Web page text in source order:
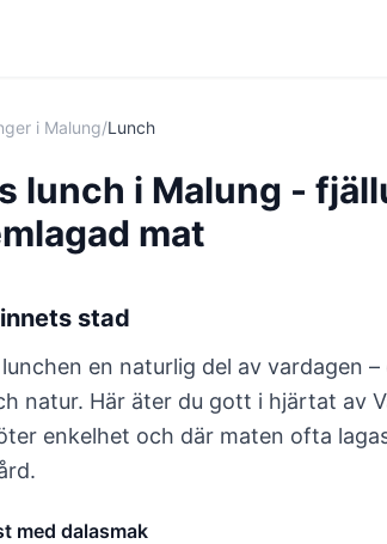
i Malung/Lunch
lunch i Malung -
mat
stad
en naturlig del av vardagen
natur. Här äter du gott i hjärtat av
enkelhet och där maten ofta
med dalasmak